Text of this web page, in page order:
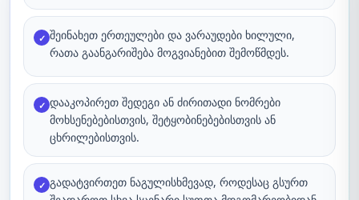
✓ შეინახეთ ერთეულები და ვარაუდები ხილული,
რათა გაანგარიშება მოგვიანებით შემოწმდეს.
✓ დააკოპირეთ შედეგი ან ძირითადი ნომრები
მოხსენებებისთვის, შეტყობინებებისთვის ან
ცხრილებისთვის.
✓ გადატვირთეთ ნაგულისხმევად, როდესაც გსურთ